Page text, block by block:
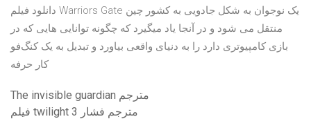
دانلود فیلم Warriors Gate یک نوجوان به شکل جادویی به کشور چین
منتقل می شود و در آنجا یاد میگیرد که چگونه توانایی هایی که در
بازی کامپیوتری دارد را به دنیای واقعی بیاورد و تبدیل به یک کنگ‌فو
کار حرفه
The invisible guardian مترجم
فيلم twilight 3 مترجم فشار